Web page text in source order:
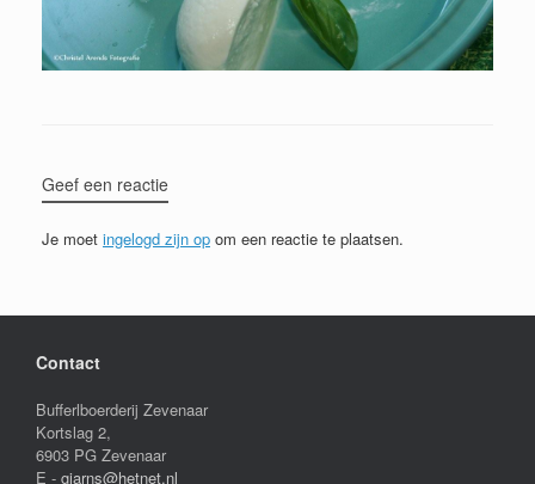
Geef een reactie
Je moet ingelogd zijn op om een reactie te plaatsen.
Contact
Bufferlboerderij Zevenaar
Kortslag 2,
6903 PG Zevenaar
E - gjarns@hetnet.nl